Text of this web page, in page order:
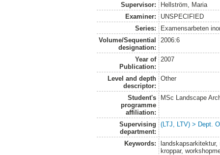
Supervisor:
Hellström, Maria
Examiner:
UNSPECIFIED
Series:
Examensarbeten
Volume/Sequential
designation:
2006:6
Year of
Publication:
2007
Level and depth
descriptor:
Other
Student's
programme
affiliation:
MSc Landscape
Supervising
department:
(LTJ, LTV) > Dept.
Keywords:
kroppar,